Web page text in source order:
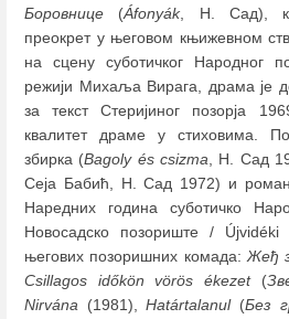
Боровнице (Áfonyák, Н. Сад),
преокрет у његовом књижевном
на сцену суботичког Народног
режији Михаља Вирага, драма је
за текст Стеријиног позорја
квалитет драме у стиховима.
збирка (Bagoly és csizma, Н. Сад
Сеја Бабић, Н. Сад 1972) и
Наредних година суботичко
Новосадско позориште / Újvidéki
његових позоришних комада:Жеђ
Csillagos időkön vörös ékezet(
Nirvána (1981),Határtalanul(Без